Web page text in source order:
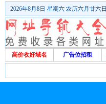
2026年8月8日 星期六 农历六月廿六日
高价收好域名 广告位招租